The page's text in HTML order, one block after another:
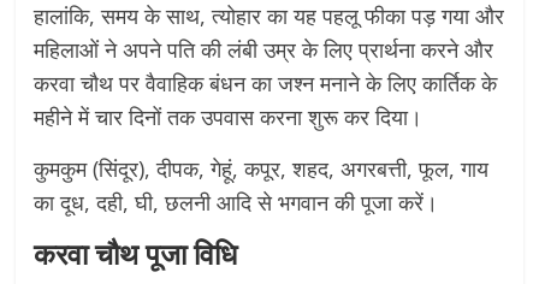
हालांकि, समय के साथ, त्योहार का यह पहलू फीका पड़ गया और
महिलाओं ने अपने पति की लंबी उम्र के लिए प्रार्थना करने और
करवा चौथ पर वैवाहिक बंधन का जश्न मनाने के लिए कार्तिक के
महीने में चार दिनों तक उपवास करना शुरू कर दिया।
कुमकुम (सिंदूर), दीपक, गेहूं, कपूर, शहद, अगरबत्ती, फूल, गाय
का दूध, दही, घी, छलनी आदि से भगवान की पूजा करें।
करवा चौथ पूजा विधि